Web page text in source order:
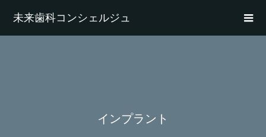
未来歯科コンシェルジュ
インプラント